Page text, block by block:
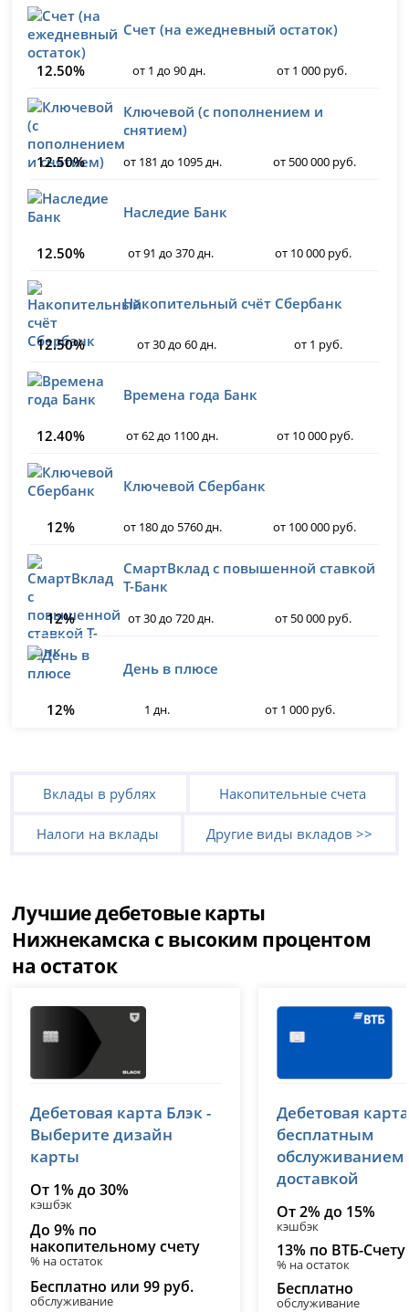
Счет (на ежедневный остаток)
12.50% от 1 до 90 дн. от 1 000 руб.
Ключевой (с пополнением и
снятием)
12.50%
от 181 до 1095 дн. от 500 000 руб.
Наследие Банк
12.50% от 91 до 370 дн. от 10 000 руб.
Накопительный счёт Сбербанк
12.50% от 30 до 60 дн. от 1 руб.
Времена года Банк
12.40% от 62 до 1100 дн. от 10 000 руб.
Ключевой Сбербанк
12% от 180 до 5760 дн. от 100 000 руб.
СмартВклад с повышенной ставкой
Т-Банк
12%
от 30 до 720 дн. от 50 000 руб.
День в плюсе
12% 1 дн. от 1 000 руб.
Вклады в рублях Накопительные счета
Налоги на вклады Другие виды вкладов >>
Лучшие дебетовые карты
Нижнекамска с высоким процентом
на остаток
лицензия № 2673
Дебетовая карта Блэк -
Выберите дизайн
карты
От 1% до 30%
кэшбэк
До 9% по
накопительному счету
% на остаток
Бесплатно или 99 руб.
обслуживание
лицензия № 1000
Дебетовая
бесплатным
обслуживанием
доставкой
От 2% до 15%
кэшбэк
13% по ВТБ-Счету
% на остаток
Бесплатно
обслуживание